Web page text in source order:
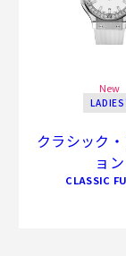
New
LADIES'
クラシック
ョン
CLASSIC